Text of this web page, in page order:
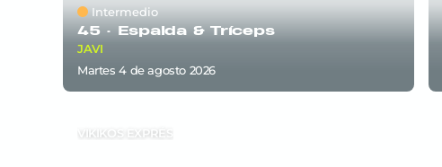
Intermedio
45 · Espalda & Tríceps
JAVI
martes 4deagosto 2026
VIKIKOS EXPRÉS